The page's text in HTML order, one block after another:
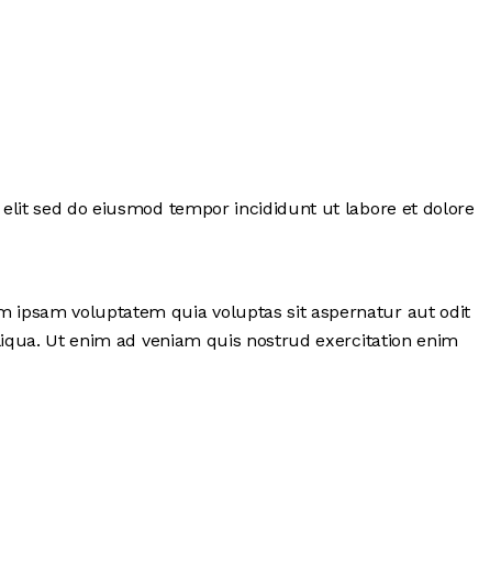
sed do eiusmod tempor incididunt ut labore et dolore
ipsam voluptatem quia voluptas sit aspernatur aut odit
Ut enim ad veniam quis nostrud exercitation enim